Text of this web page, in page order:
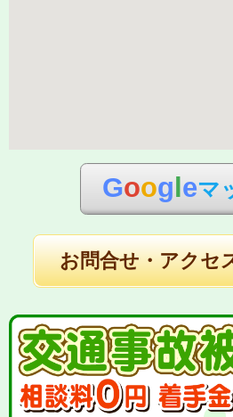
Goog eマ
お問合せ・アクセ